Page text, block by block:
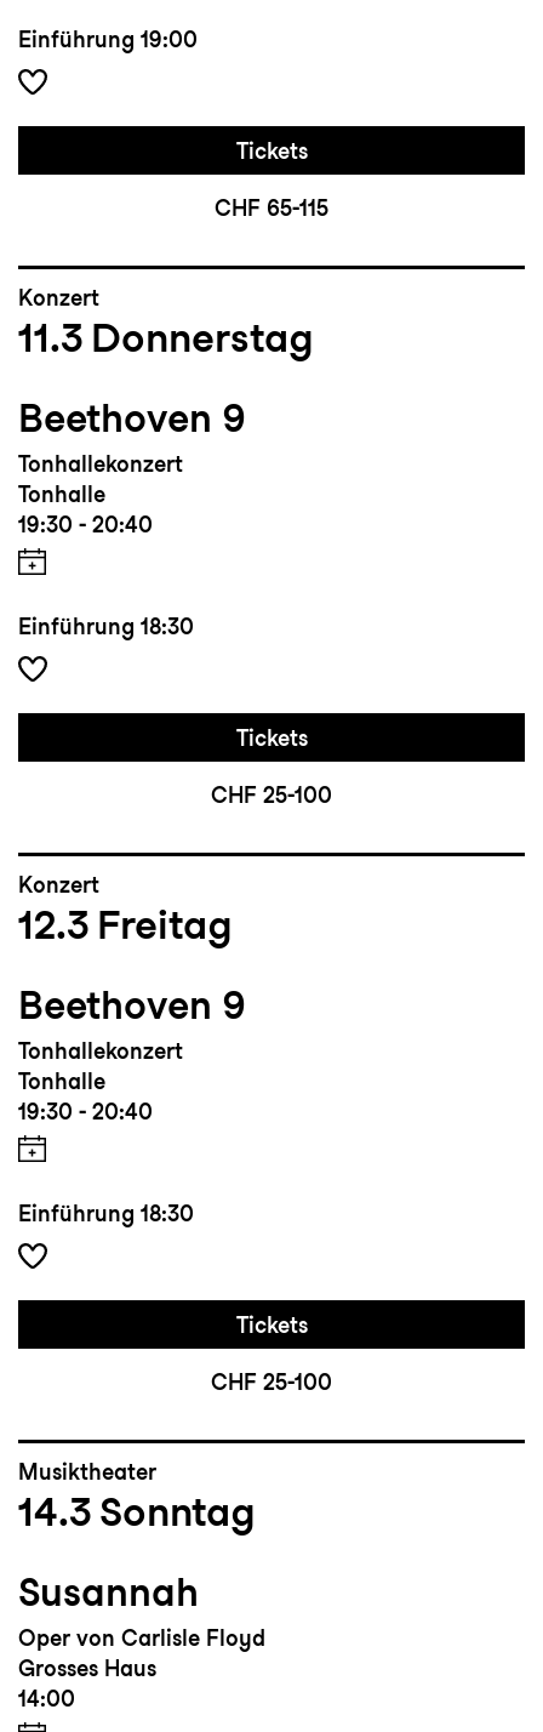
Einführung 19:00
Tickets
CHF 65-115
Konzert
11.3 Donnerstag
Beethoven 9
Tonhallekonzert
Tonhalle
19:30 - 20:40
Einführung 18:30
Tickets
CHF 25-100
Konzert
12.3 Freitag
Beethoven 9
Tonhallekonzert
Tonhalle
19:30 - 20:40
Einführung 18:30
Tickets
CHF 25-100
Musiktheater
14.3 Sonntag
Susannah
Oper von Carlisle Floyd
Grosses Haus
14:00